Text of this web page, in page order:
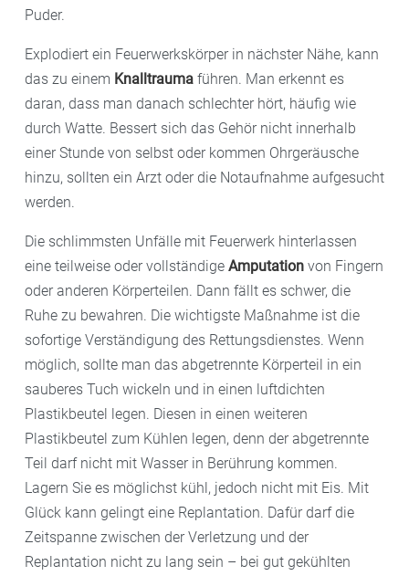
Puder.
Explodiert ein Feuerwerkskörper in nächster Nähe, kann
das zu einem Knalltrauma führen. Man erkennt es
daran, dass man danach schlechter hört, häufig wie
durch Watte. Bessert sich das Gehör nicht innerhalb
einer Stunde von selbst oder kommen Ohrgeräusche
hinzu, sollten ein Arzt oder die Notaufnahme aufgesucht
werden.
Die schlimmsten Unfälle mit Feuerwerk hinterlassen
eine teilweise oder vollständige Amputation von Fingern
oder anderen Körperteilen. Dann fällt es schwer, die
Ruhe zu bewahren. Die wichtigste Maßnahme ist die
sofortige Verständigung des Rettungsdienstes. Wenn
möglich, sollte man das abgetrennte Körperteil in ein
sauberes Tuch wickeln und in einen luftdichten
Plastikbeutel legen. Diesen in einen weiteren
Plastikbeutel zum Kühlen legen, denn der abgetrennte
Teil darf nicht mit Wasser in Berührung kommen.
Lagern Sie es möglichst kühl, jedoch nicht mit Eis. Mit
Glück kann gelingt eine Replantation. Dafür darf die
Zeitspanne zwischen der Verletzung und der
Replantation nicht zu lang sein – bei gut gekühlten